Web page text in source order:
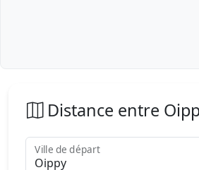
Distance entre
Ville de départ